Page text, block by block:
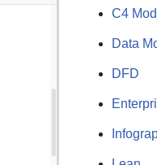
C4
Data
DFD